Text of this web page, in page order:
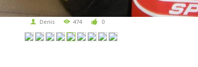
Denis 474 0